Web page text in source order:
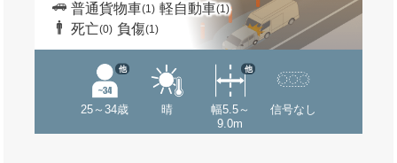
普通貨物車(1) 軽自動車(1)
死亡(0) 負傷(1)
25～34歳
他
晴
幅5.5～
9.0m
他
信号なし